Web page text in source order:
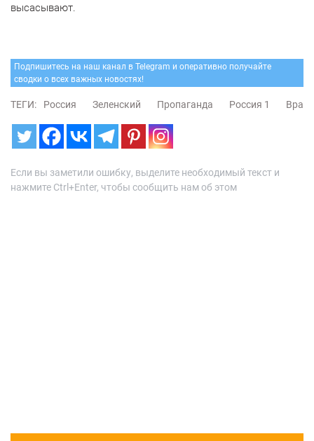
высасывают.
Подпишитесь на наш канал в Telegram и оперативно получайте
сводки о всех важных новостях!
ТЕГИ: Россия Зеленский Пропаганда Россия 1
Если вы заметили ошибку, выделите необходимый текст и
нажмите Ctrl+Enter, чтобы сообщить нам об этом